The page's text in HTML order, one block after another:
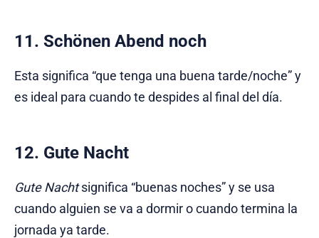
11. Schönen Abend noch
Esta significa “que tenga una buena tarde/noche” y
es ideal para cuando te despides al final del día.
12. Gute Nacht
Gute Nachtsignifica “buenas noches” y se usa
cuando alguien se va a dormir o cuando termina la
jornada ya tarde.